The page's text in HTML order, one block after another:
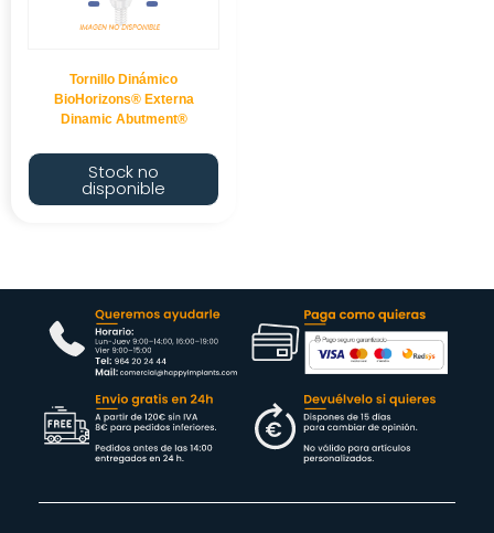
Tornillo Dinámico
BioHorizons® Externa
Dinamic Abutment®
Stock no
disponible